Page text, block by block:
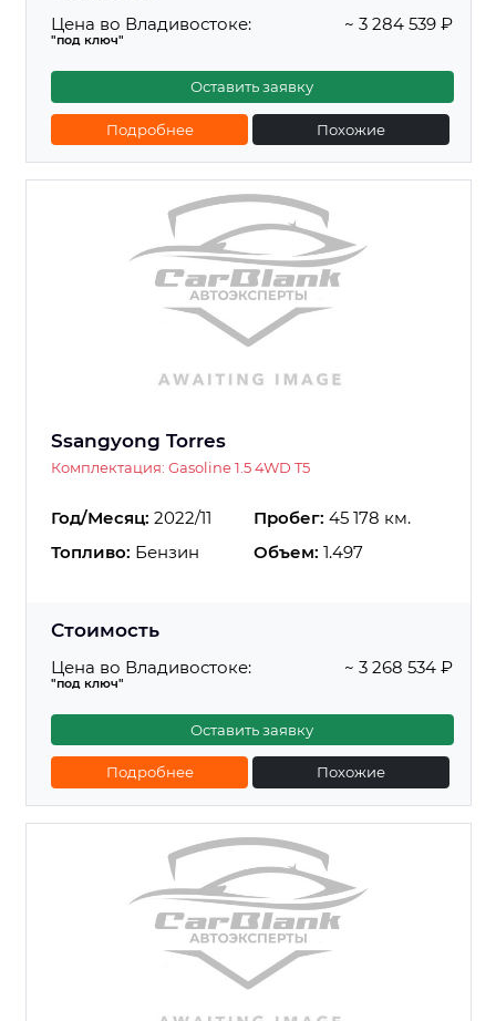
Цена во Владивостоке:
"под ключ"
~ 3 284 539 ₽
Оставить заявку
Подробнее Похожие
Ssangyong Torres
Комплектация: Gasoline 1.5 4WD T5
Год/Месяц: 2022/11 Пробег: 45 178 км.
Топливо: Бензин Объем: 1.497
Стоимость
Цена во Владивостоке:
"под ключ"
~ 3 268 534 ₽
Оставить заявку
Подробнее Похожие